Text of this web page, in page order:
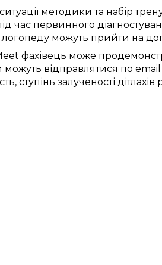
методики та набір
час первинного
можуть прийти на
фахівець може
можуть відправлятися по email
ступінь залученості дітлахів